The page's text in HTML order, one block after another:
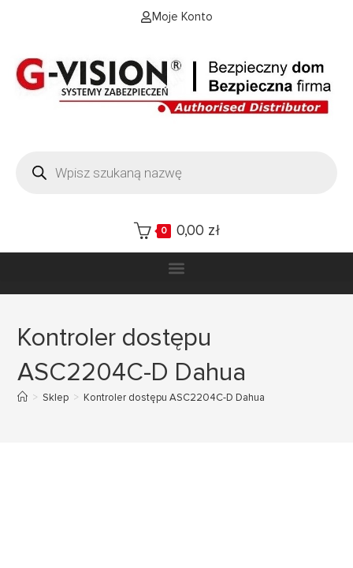
Moje Konto
0 0,00 zł
Kontroler dostępu
ASC2204C-D Dahua
> Sklep > Kontroler dostępu ASC2204C-D Dahua